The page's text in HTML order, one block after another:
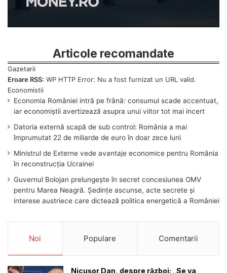
Articole recomandate
Eroare RSS: WP HTTP Error: Nu a fost furnizat un URL valid.
Economia României intră pe frână: consumul scade accentuat,
iar economiștii avertizează asupra unui viitor tot mai incert
Datoria externă scapă de sub control: România a mai
împrumutat 22 de miliarde de euro în doar zece luni
Ministrul de Externe vede avantaje economice pentru România
în reconstrucția Ucrainei
Guvernul Bolojan prelungește în secret concesiunea OMV
pentru Marea Neagră. Ședințe ascunse, acte secrete și
interese austriece care dictează politica energetică a României
Noi Populare Comentarii
Nicușor Dan, despre război: „Se va